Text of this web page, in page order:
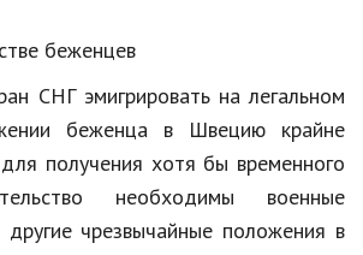
беженцев
СНГ эмигрировать на легальном
беженца в Швецию крайне
получения хотя бы временного
необходимы военные
чрезвычайные положения в